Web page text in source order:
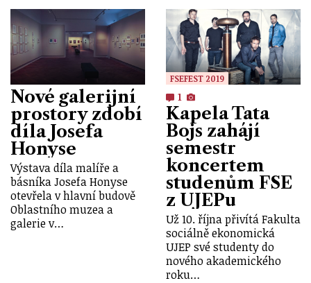
Nové galerijní
prostory zdobí
díla Josefa
Honyse
Výstava díla malíře a
básníka Josefa Honyse
otevřela v hlavní budově
Oblastního muzea a
galerie v…
FSEFEST 2019
1
Kapela Tata
Bojs zahájí
semestr
koncertem
studenům FSE
z UJEPu
Už 10. října přivítá Fakulta
sociálně ekonomická
UJEP své studenty do
nového akademického
roku…